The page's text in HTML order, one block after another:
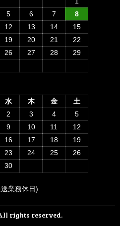
5 6 7
8
12 13 14
15
19 20 21
22
26 27 28
29
水 木 金
土
2 3 4
5
9 10 11
12
16 17 18
19
23 24 25
26
30
業務休日)
rights reserved.